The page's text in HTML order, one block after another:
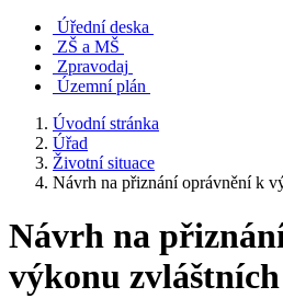
Úřední deska
ZŠ a MŠ
Zpravodaj
Územní plán
Úvodní stránka
Úřad
Životní situace
Návrh na přiznání oprávnění k
Návrh na
výkonu